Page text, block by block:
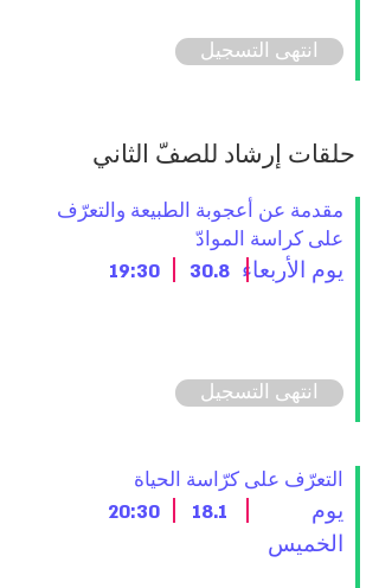
انتهى التسجيل
حلقات إرشاد للصفّ الثاني
مقدمة عن أعجوبة الطبيعة والتعرّف
على كراسة الموادّ
يوم الأربعاء 30.8
19:30
انتهى التسجيل
التعرّف على كرّاسة الحياة
يوم
الخميس
18.1
20:30